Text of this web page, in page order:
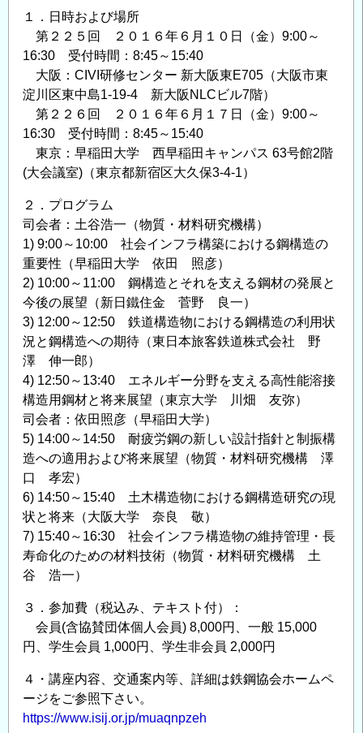
2017
開
催
案
内
の
１．日時および場所
第２２５回 ２０１６年６月１０日（金）9:00～
16:30 受付時間：8:45～15:40
大阪：CIVI研修センター 新大阪東E705（大阪市東
淀川区東中島1-19-4 新大阪NLCビル7階）
第２２６回 ２０１６年６月１７日（金）9:00～
16:30 受付時間：8:45～15:40
東京：早稲田大学 西早稲田キャンパス 63号館2階
(大会議室)（東京都新宿区大久保3-4-1）
２．プログラム
司会者：土谷浩一（物質・材料研究機構）
1) 9:00～10:00 社会インフラ構築における鋼構造の
重要性（早稲田大学 依田 照彦）
2) 10:00～11:00 鋼構造とそれを支える鋼材の発展と
今後の展望（新日鐵住金 菅野 良一）
3) 12:00～12:50 鉄道構造物における鋼構造の利用状
況と鋼構造への期待（東日本旅客鉄道株式会社 野
澤 伸一郎）
4) 12:50～13:40 エネルギー分野を支える高性能溶接
構造用鋼材と将来展望（東京大学 川畑 友弥）
司会者：依田照彦（早稲田大学）
5) 14:00～14:50 耐疲労鋼の新しい設計指針と制振構
造への適用および将来展望（物質・材料研究機構 澤
口 孝宏）
6) 14:50～15:40 土木構造物における鋼構造研究の現
状と将来（大阪大学 奈良 敬）
7) 15:40～16:30 社会インフラ構造物の維持管理・長
寿命化のための材料技術（物質・材料研究機構 土
谷 浩一）
３．参加費（税込み、テキスト付）：
会員(含協賛団体個人会員) 8,000円、一般 15,000
円、学生会員 1,000円、学生非会員 2,000円
４・講座内容、交通案内等、詳細は鉄鋼協会ホームペ
ージをご参照下さい。
https://www.isij.or.jp/muaqnpzeh